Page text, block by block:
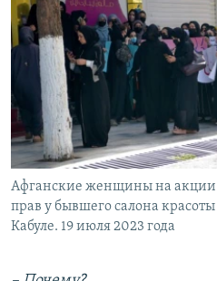
Афганские женщины на акции
прав у бывшего салона
Кабуле. 19 июля 2023 года